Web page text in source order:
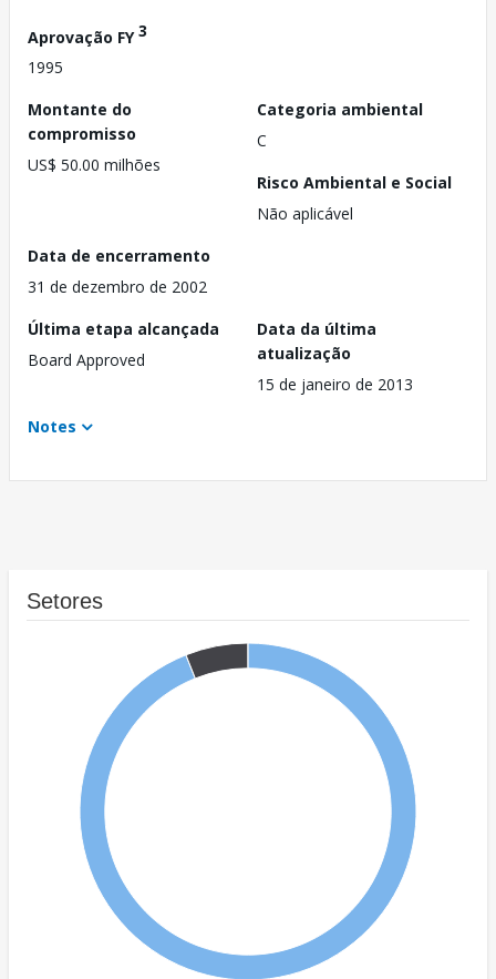
Aprovação FY3
1995
Montante do
compromisso
US$ 50.00 milhões
Categoria ambiental
C
Risco Ambiental e Social
Não aplicável
Data de encerramento
31 de dezembro de 2002
Última etapa alcançada
Board Approved
Data da última
atualização
15 de janeiro de 2013
Notes
Setores